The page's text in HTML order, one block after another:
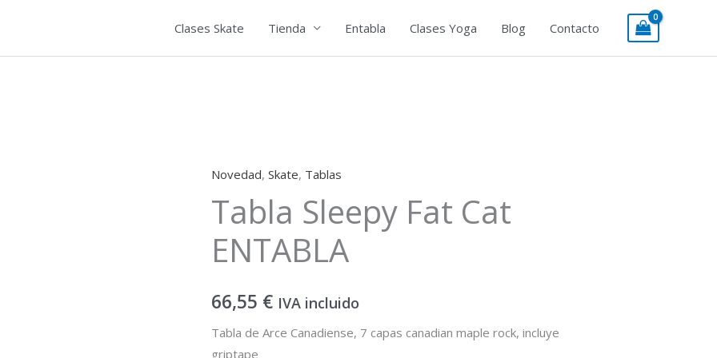
Clases Skate Tienda Entabla Clases Yoga Blog Contacto
Novedad, Skate, Tablas
Tabla Sleepy Fat Cat
ENTABLA
66,55 € IVA incluido
Tabla de Arce Canadiense, 7 capas canadian maple rock, incluye
griptape
Tabla
Sleepy
Fat
Cat
ENTABLA